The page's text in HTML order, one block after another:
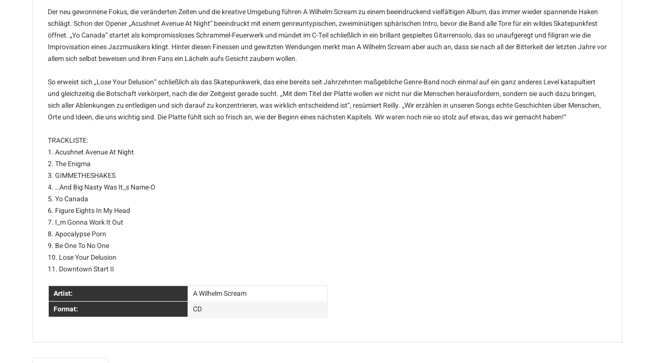
Der neu gewonnene Fokus, die veränderten Zeiten und die kreative Umgebung führen A Wilhelm Scream zu einem beeindruckend vielfältigen Album, das immer wieder spannende Haken
schlägt. Schon der Opener „Acushnet Avenue At Night“ beeindruckt mit einem genreuntypischen, zweiminütigen sphärischen Intro, bevor die Band alle Tore für ein wildes Skatepunkfest
öffnet. „Yo Canada“ startet als kompromissloses Schrammel-Feuerwerk und mündet im C-Teil schließlich in ein brillant gespieltes Gitarrensolo, das so unaufgeregt und filigran wie die
Improvisation eines Jazzmusikers klingt. Hinter diesen Finessen und gewitzten Wendungen merkt man A Wilhelm Scream aber auch an, dass sie nach all der Bitterkeit der letzten Jahre vor
allem sich selbst beweisen und ihren Fans ein Lächeln aufs Gesicht zaubern wollen.
So erweist sich „Lose Your Delusion“ schließlich als das Skatepunkwerk, das eine bereits seit Jahrzehnten maßgebliche Genre-Band noch einmal auf ein ganz anderes Level katapultiert
und gleichzeitig die Botschaft verkörpert, nach die der Zeitgeist gerade sucht. „Mit dem Titel der Platte wollen wir nicht nur die Menschen herausfordern, sondern sie auch dazu bringen,
sich aller Ablenkungen zu entledigen und sich darauf zu konzentrieren, was wirklich entscheidend ist“, resümiert Reilly. „Wir erzählen in unseren Songs echte Geschichten über Menschen,
Orte und Ideen, die uns wichtig sind. Die Platte fühlt sich so frisch an, wie der Beginn eines nächsten Kapitels. Wir waren noch nie so stolz auf etwas, das wir gemacht haben!“
TRACKLISTE:
1. Acushnet Avenue At Night
2. The Enigma
3. GIMMETHESHAKES
4. …And Big Nasty Was It_s Name-O
5. Yo Canada
6. Figure Eights In My Head
7. I_m Gonna Work It Out
8. Apocalypse Porn
9. Be One To No One
10. Lose Your Delusion
11. Downtown Start II
Artist:
A Wilhelm Scream
Format:
CD